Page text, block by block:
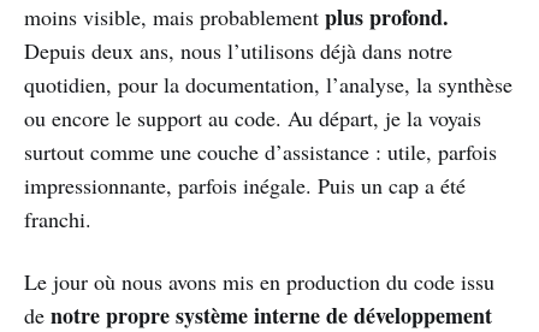
moins visible, mais probablement plus profond.
Depuis deux ans, nous l’utilisons déjà dans notre
quotidien, pour la documentation, l’analyse, la synthèse
ou encore le support au code. Au départ, je la voyais
surtout comme une couche d’assistance : utile, parfois
impressionnante, parfois inégale. Puis un cap a été
franchi.
Le jour où nous avons mis en production du code issu
de notre propre système interne de développement